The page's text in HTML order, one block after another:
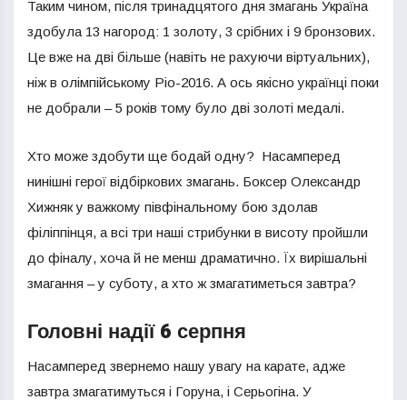
Таким чином, після тринадцятого дня змагань Україна
здобула 13 нагород: 1 золоту, 3 срібних і 9 бронзових.
Це вже на дві більше (навіть не рахуючи віртуальних),
ніж в олімпійському Ріо-2016. А ось якісно українці поки
не добрали – 5 років тому було дві золоті медалі.
Хто може здобути ще бодай одну? Насамперед
нинішні герої відбіркових змагань. Боксер Олександр
Хижняк у важкому півфінальному бою здолав
філіппінця, а всі три наші стрибунки в висоту пройшли
до фіналу, хоча й не менш драматично. Їх вирішальні
змагання – у суботу, а хто ж змагатиметься завтра?
Головні надії 6 серпня
Насамперед звернемо нашу увагу на карате, адже
завтра змагатимуться і Горуна, і Серьогіна. У